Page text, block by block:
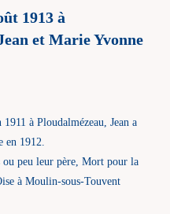
1913 à
et Marie Yvonne
à Ploudalmézeau, Jean a
en 1912.
ou peu leur père, Mort pour la
à Moulin-sous-Touvent